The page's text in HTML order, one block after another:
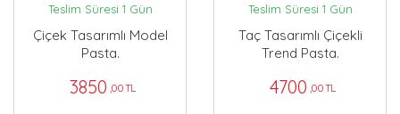
Teslim Süresi 1 Gün
Çiçek Tasarımlı Model
Pasta.
3850 ,00 TL
Teslim Süresi 1 Gün
Taç Tasarımlı Çiçekli
Trend Pasta.
4700 ,00 TL